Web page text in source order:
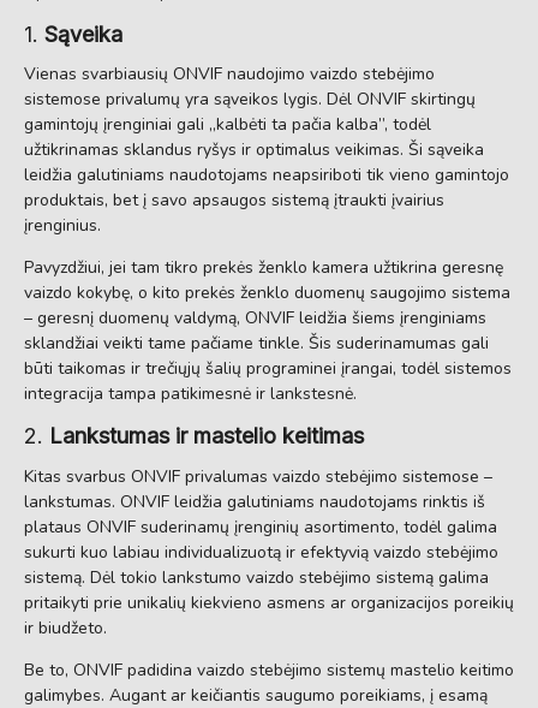
1. Sąveika
Vienas svarbiausių ONVIF naudojimo vaizdo stebėjimo
sistemose privalumų yra sąveikos lygis. Dėl ONVIF skirtingų
gamintojų įrenginiai gali „kalbėti ta pačia kalba”, todėl
užtikrinamas sklandus ryšys ir optimalus veikimas. Ši sąveika
leidžia galutiniams naudotojams neapsiriboti tik vieno gamintojo
produktais, bet į savo apsaugos sistemą įtraukti įvairius
įrenginius.
Pavyzdžiui, jei tam tikro prekės ženklo kamera užtikrina geresnę
vaizdo kokybę, o kito prekės ženklo duomenų saugojimo sistema
– geresnį duomenų valdymą, ONVIF leidžia šiems įrenginiams
sklandžiai veikti tame pačiame tinkle. Šis suderinamumas gali
būti taikomas ir trečiųjų šalių programinei įrangai, todėl sistemos
integracija tampa patikimesnė ir lankstesnė.
2. Lankstumas ir mastelio keitimas
Kitas svarbus ONVIF privalumas vaizdo stebėjimo sistemose –
lankstumas. ONVIF leidžia galutiniams naudotojams rinktis iš
plataus ONVIF suderinamų įrenginių asortimento, todėl galima
sukurti kuo labiau individualizuotą ir efektyvią vaizdo stebėjimo
sistemą. Dėl tokio lankstumo vaizdo stebėjimo sistemą galima
pritaikyti prie unikalių kiekvieno asmens ar organizacijos poreikių
ir biudžeto.
Be to, ONVIF padidina vaizdo stebėjimo sistemų mastelio keitimo
galimybes. Augant ar keičiantis saugumo poreikiams, į esamą